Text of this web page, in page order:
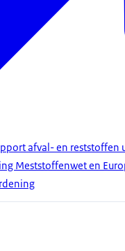
afval- en reststoffen
Meststoffenwet en